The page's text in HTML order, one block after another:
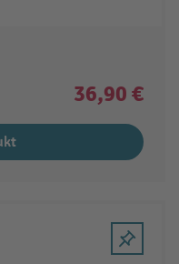
36,90 €